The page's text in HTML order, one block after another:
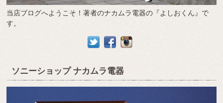
当店ブログへようこそ！著者のナカムラ電器の『よしおくん』で
す。
ソニーショップ ナカムラ電器